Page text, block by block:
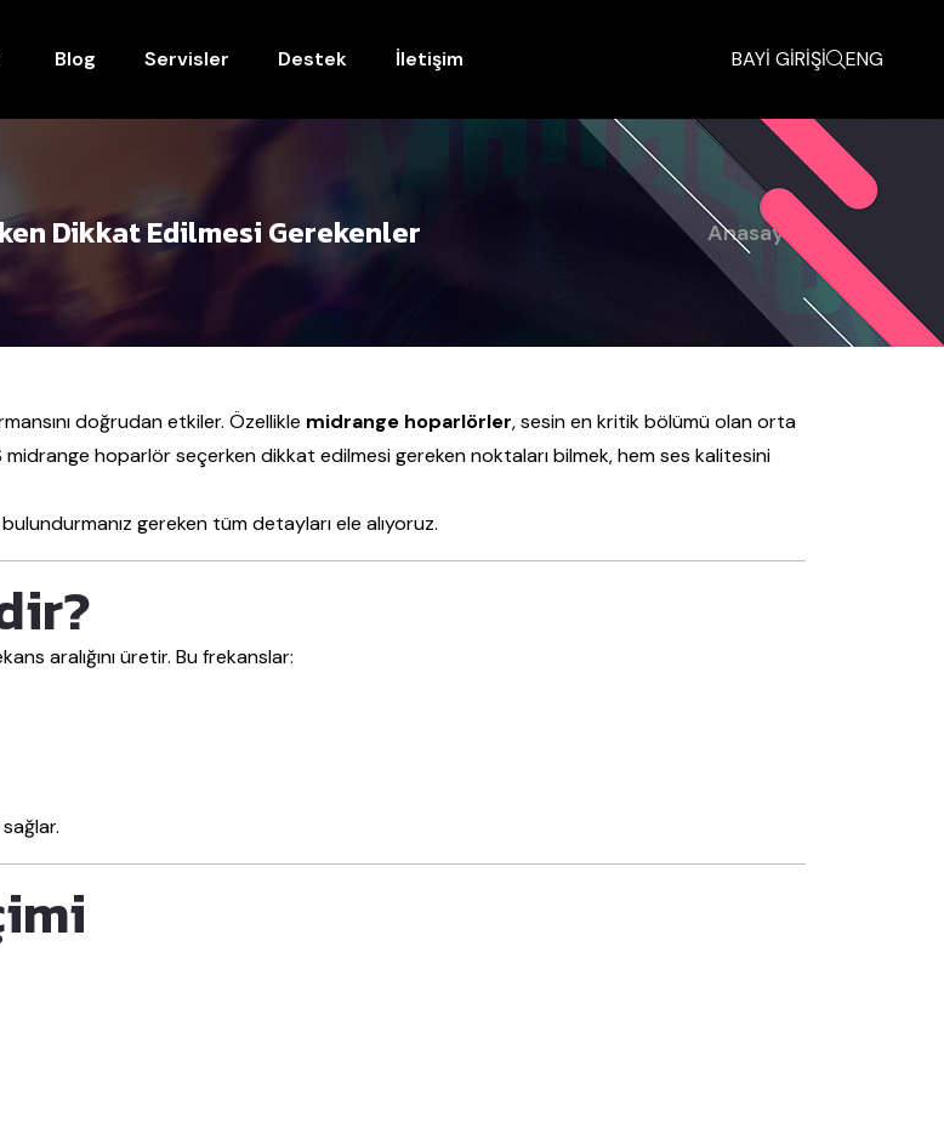
Blog Servisler Destek İletişim BAYİ GİRİŞİ ENG
Dikkat Edilmesi Gerekenler Anasayfa
doğrudan etkiler. Özellikle midrange hoparlörler, sesin en kritik bölümü olan orta
midrange hoparlör seçerken dikkat edilmesi gereken noktaları bilmek, hem ses kalitesini
gereken tüm detayları ele alıyoruz.
aralığını üretir. Bu frekanslar: